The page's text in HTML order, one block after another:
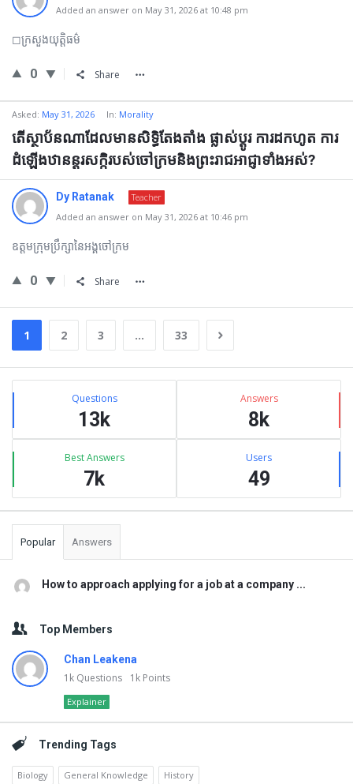
Added an answer on May 31, 2026 at 10:48 pm
◻ក្រសួងយុត្តិធម៌
0 Share
Asked: May 31, 2026 In: Morality
តើស្ថាប័នណាដែលមានសិទ្ធិតែងតាំង ផ្លាស់ប្ដូរ ការដកហូត ការ
ដំឡើងឋានន្តរសកិ្ករបស់ចៅក្រមនិងព្រះរាជអាជ្ញាទាំងអស់?
Dy Ratanak
Teacher
Added an answer on May 31, 2026 at 10:46 pm
ឧត្ដមក្រុមប្រឹក្សានៃអង្គចៅក្រម
0 Share
1 2 3 … 33
Sidebar
Stats Questions
13k
Answers
8k
Best Answers
7k
Users
49
Popular Answers
How to approach applying for a job at a company ...
Top Members
Chan Leakena
1k Questions 1k Points
Explainer
Trending Tags
Biology General Knowledge History